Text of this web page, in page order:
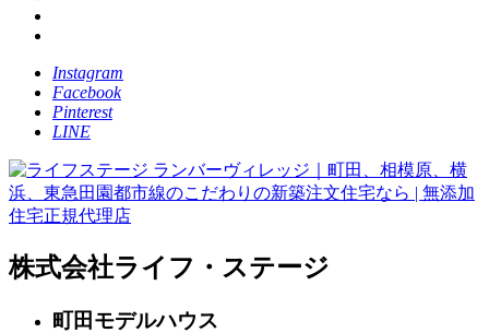
Instagram
Facebook
Pinterest
LINE
株式会社ライフ・ステージ
町田モデルハウス